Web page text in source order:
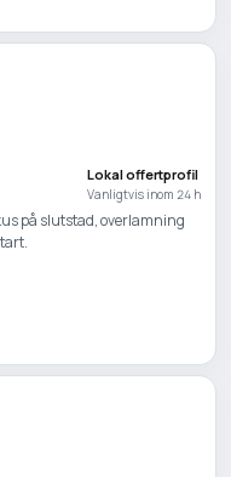
Lokal offertprofil
Vanligtvis inom 24 h
på slutstad, overlamning